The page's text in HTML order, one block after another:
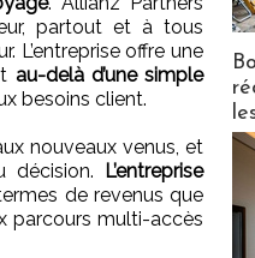
partout et à tous
L’entreprise offre une
au-delà d’une simple
besoins client.
nouveaux venus, et
décision.
L’entreprise
de revenus que
parcours multi-accès